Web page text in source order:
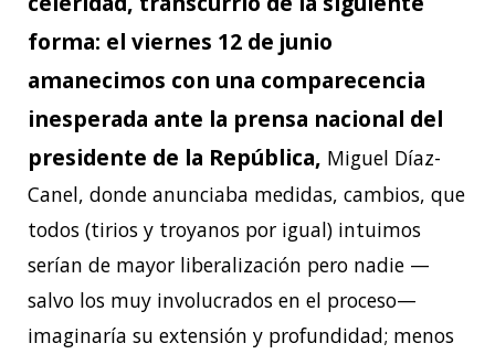
forma: el viernes 12 de junio
amanecimos con una comparecencia
inesperada ante la prensa nacional del
presidente de la República, Miguel Díaz-
Canel, donde anunciaba medidas, cambios, que
todos (tirios y troyanos por igual) intuimos
serían de mayor liberalización pero nadie —
salvo los muy involucrados en el proceso—
imaginaría su extensión y profundidad; menos